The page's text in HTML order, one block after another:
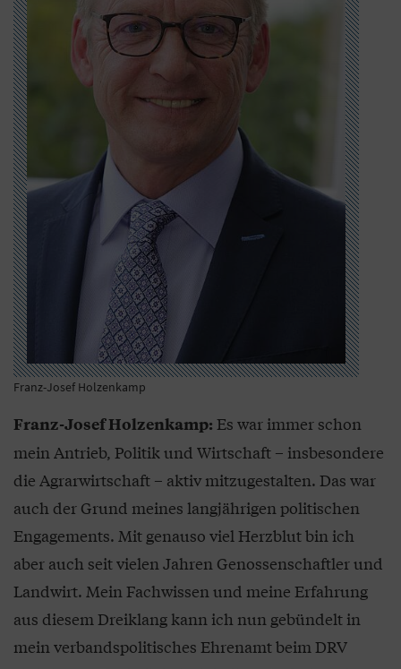
Franz-Josef Holzenkamp
Franz-Josef Holzenkamp: Es war immer schon
mein Antrieb, Politik und Wirtschaft – insbesondere
die Agrarwirtschaft – aktiv mitzugestalten. Das war
auch der Grund meines langjährigen politischen
Engagements. Mit genauso viel Herzblut bin ich
aber auch seit vielen Jahren Genossenschaftler und
Landwirt. Mein Fachwissen und meine Erfahrung
aus diesem Dreiklang kann ich nun gebündelt in
mein verbandspolitisches Ehrenamt beim DRV